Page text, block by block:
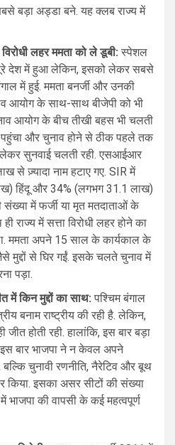
बड़ा अड्डा बने. यह क्लब राज्य में
लहर ममता को ले डूबी: स्पेशल
देश में हुआ लेकिन, इसको लेकर सबसे
में हुई. ममता बनर्जी और उनकी
आयोग के साथ-साथ बीजेपी को भी
आयोग के बीच तीखी बहस भी चलती
पहुंचा और चुनाव होने से ठीक पहले तक
लेकर सुनवाई चलती रही. एसआईआर
से ज़्यादा नाम हटाए गए. SIR में
हिंदू और 34% (लगभग 31.1 लाख)
में फर्जी या मृत मतदाताओं के
राज्य में सत्ता विरोधी लहर होने का
ममता अपने 15 साल के कार्यकाल के
जैसे मुद्दों से घिर गईं. इसके चलते चुनाव में
पड़ा.
में किन मुद्दों का साथ: पश्चिम बंगाल
बनाम राष्ट्रीय की रही है. लेकिन,
जीत होती रही. हालांकि, इस बार बड़ा
इस बार भाजपा ने न केवल अपने
चुनावी रणनीति, नैरेटिव और बूथ
किया. इसका असर सीटों की संख्या
भाजपा की वापसी के कई महत्वपूर्ण